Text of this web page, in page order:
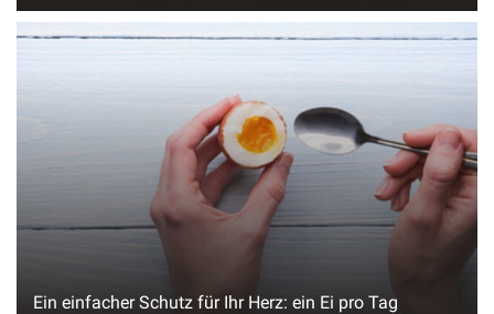
Ein einfacher Schutz für Ihr Herz: ein Ei pro Tag